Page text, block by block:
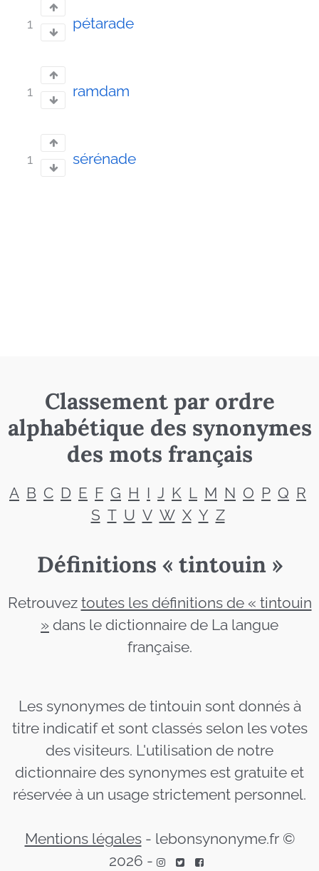
1 pétarade
1 ramdam
1 sérénade
Classement par ordre
alphabétique des synonymes
des mots français
A B C D E F G H I J K L M N O P Q R
S T U V W X Y Z
Définitions « tintouin »
Retrouvez toutes les définitions de « tintouin
» dans le dictionnaire de La langue
française.
Les synonymes de tintouin sont donnés à
titre indicatif et sont classés selon les votes
des visiteurs. L'utilisation de notre
dictionnaire des synonymes est gratuite et
réservée à un usage strictement personnel.
Mentions légales- lebonsynonyme.fr ©
2026 -